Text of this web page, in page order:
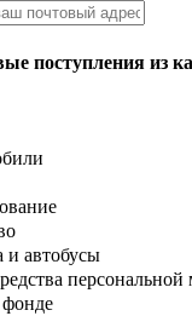
поступления из
и автобусы
персональной